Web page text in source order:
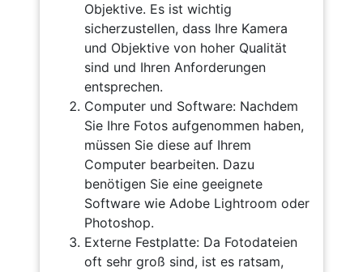
Objektive. Es ist wichtig
sicherzustellen, dass Ihre Kamera
und Objektive von hoher Qualität
sind und Ihren Anforderungen
entsprechen.
Computer und Software: Nachdem
Sie Ihre Fotos aufgenommen haben,
müssen Sie diese auf Ihrem
Computer bearbeiten. Dazu
benötigen Sie eine geeignete
Software wie Adobe Lightroom oder
Photoshop.
Externe Festplatte: Da Fotodateien
oft sehr groß sind, ist es ratsam,